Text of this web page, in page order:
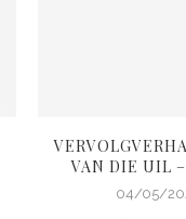
VAN DIE UIL
04/05/